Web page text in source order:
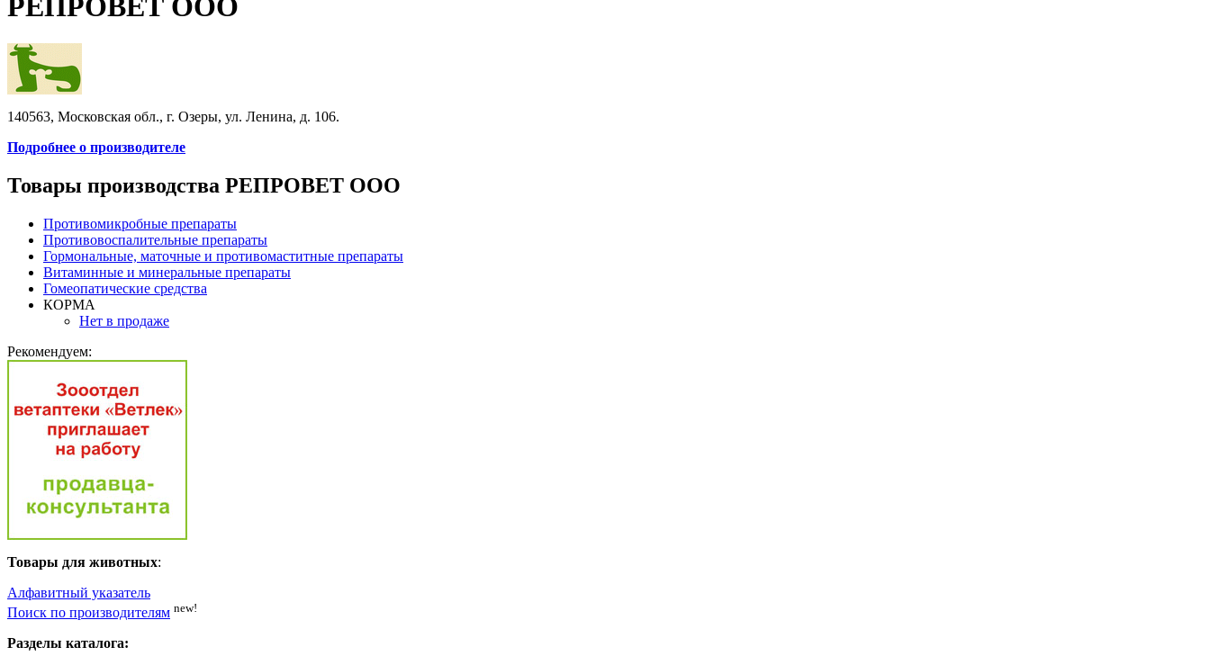
РЕПРОВЕТ ООО
140563, Московская обл., г. Озеры, ул. Ленина, д. 106.
Подробнее о производителе
Товары производства РЕПРОВЕТ ООО
Противомикробные препараты
Противовоспалительные препараты
Гормональные, маточные и противомаститные препараты
Витаминные и минеральные препараты
Гомеопатические средства
КОРМА
Нет в продаже
Рекомендуем:
Товары для животных:
Алфавитный указатель
Поиск по производителям new!
Разделы каталога: